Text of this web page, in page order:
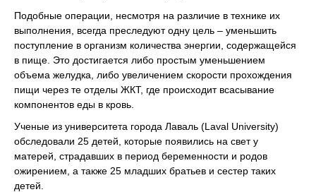
Подобные операции, несмотря на различие в технике их
выполнения, всегда преследуют одну цель – уменьшить
поступление в организм количества энергии, содержащейся
в пище. Это достигается либо простым уменьшением
объема желудка, либо увеличением скорости прохождения
пищи через те отделы ЖКТ, где происходит всасывание
компонентов еды в кровь.
Ученые из университета города Лаваль (Laval University)
обследовали 25 детей, которые появились на свет у
матерей, страдавших в период беременности и родов
ожирением, а также 25 младших братьев и сестер таких
детей.